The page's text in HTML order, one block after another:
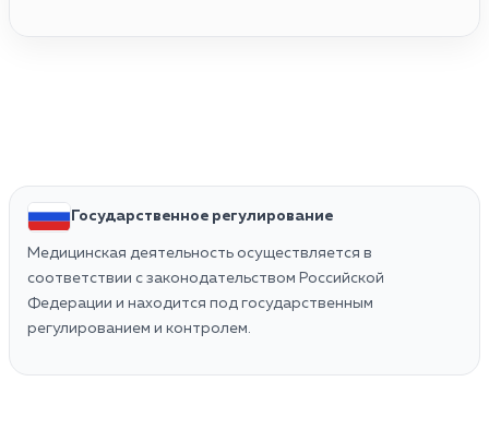
Государственное регулирование
Медицинская деятельность осуществляется в
соответствии с законодательством Российской
Федерации и находится под государственным
регулированием и контролем.